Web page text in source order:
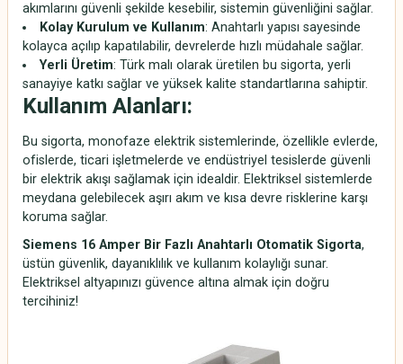
akımlarını güvenli şekilde kesebilir, sistemin güvenliğini sağlar.
Kolay Kurulum ve Kullanım: Anahtarlı yapısı sayesinde
kolayca açılıp kapatılabilir, devrelerde hızlı müdahale sağlar.
Yerli Üretim: Türk malı olarak üretilen bu sigorta, yerli
sanayiye katkı sağlar ve yüksek kalite standartlarına sahiptir.
Kullanım Alanları:
Bu sigorta, monofaze elektrik sistemlerinde, özellikle evlerde,
ofislerde, ticari işletmelerde ve endüstriyel tesislerde güvenli
bir elektrik akışı sağlamak için idealdir. Elektriksel sistemlerde
meydana gelebilecek aşırı akım ve kısa devre risklerine karşı
koruma sağlar.
Siemens 16 Amper Bir Fazlı Anahtarlı Otomatik Sigorta,
üstün güvenlik, dayanıklılık ve kullanım kolaylığı sunar.
Elektriksel altyapınızı güvence altına almak için doğru
tercihiniz!